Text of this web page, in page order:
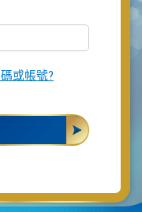
或帳號?